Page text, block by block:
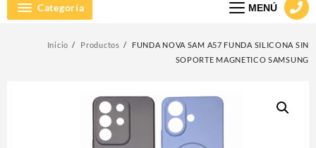
Categoría MENÚ
Inicio Productos
FUNDA NOVA SAM A57 FUNDA SILICONA SIN
SOPORTE MAGNETICO SAMSUNG